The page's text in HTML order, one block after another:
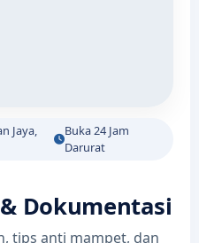
Jaya,
Buka 24 Jam
Darurat
Dokumentasi
tips anti mampet, dan